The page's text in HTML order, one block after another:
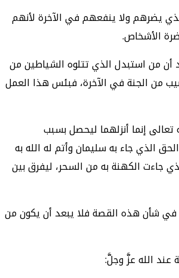
يضرهم ولا ينفعهم في الآخرة لأنهم
الأشخاص.
من استبدل الذي تتلوه الشياطين من
من الجنة في الآخرة، فبئس هذا العمل
إنما أنزلهما ليحصل بسبب
الذي جاء به سليمان وأتم له الله به
جاءت الكهنة به من السحر، ليفرق بين
شأن هذه القصة فلا يبعد أن يكون من